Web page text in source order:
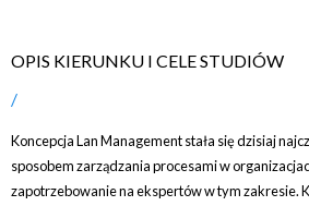
OPIS KIERUNKU I CELE STUDIÓW
Koncepcja Lan Management stała się dzisiaj
sposobem zarządzania procesami w
zapotrzebowanie na ekspertów w tym zakresie.